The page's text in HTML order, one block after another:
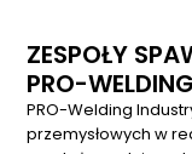
ZESPOŁY
PRO-
PRO-Welding
przemysłowych w